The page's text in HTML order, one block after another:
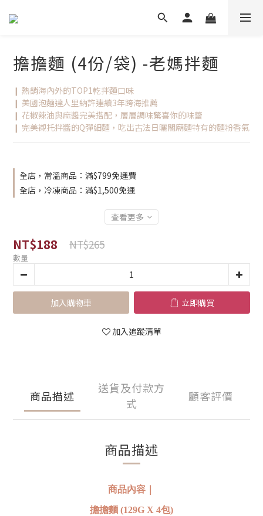
擔擔麵 (4份/袋) -老媽拌麵
❙ 熱銷海內外的TOP1乾拌麵口味
❙ 美國泡麵達人里納許連續3年跨海推薦
❙ 花椒辣油與麻醬完美搭配，層層調味驚喜你的味蕾
❙ 完美襯托拌醬的Q彈細麵，吃出古法日曬關廟麵特有的麵粉香氣
全店，常溫商品：滿$799免運費
全店，冷凍商品：滿$1,500免運
查看更多
NT$188 NT$265
數量
加入購物車 立即購買
加入追蹤清單
商品描述
送貨及付款方
式
顧客評價
商品描述
商品內容｜
擔擔麵 (129G X 4包)